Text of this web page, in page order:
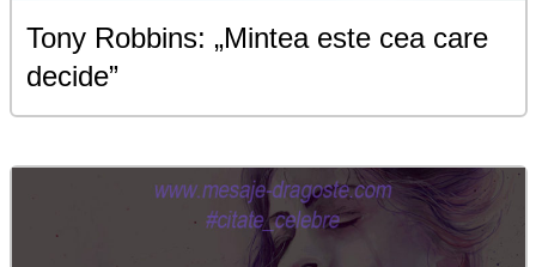
Tony Robbins: „Mintea este cea care
decide”